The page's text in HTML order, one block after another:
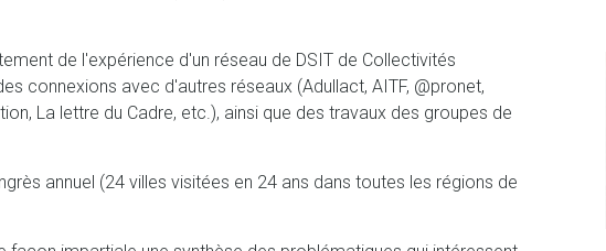
de l'expérience d'un réseau de DSIT de Collectivités
connexions avec d'autres réseaux (Adullact, AITF, @pronet,
La lettre du Cadre, etc.), ainsi que des travaux des groupes de
annuel (24 villes visitées en 24 ans dans toutes les régions de